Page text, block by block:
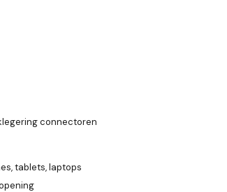
connectoren
tablets, laptops